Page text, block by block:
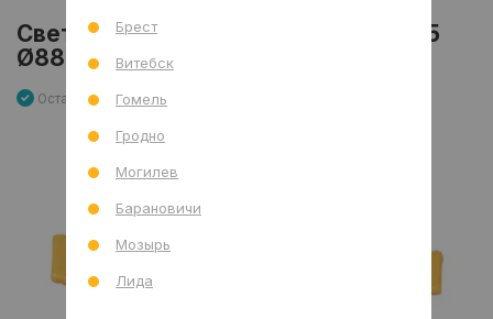
Светильник встроенный ULTRA F305
Ø88 (белый хром)
Остаток 0 шт Артикул: 0000023090
Брест
Витебск
Гомель
Гродно
Могилев
Барановичи
Мозырь
Лида